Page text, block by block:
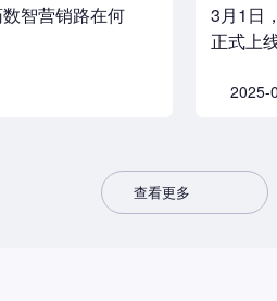
智营销路在何
3月1日
正式上
2025-
查看更多